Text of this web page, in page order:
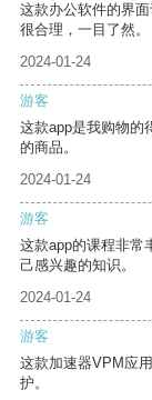
这款办公软件的界
很合理，一目了然。
2024-01-24
游客
这款app是我购物的
的商品。
2024-01-24
游客
这款app的课程非常
己感兴趣的知识。
2024-01-24
游客
这款加速器VPM应
护。